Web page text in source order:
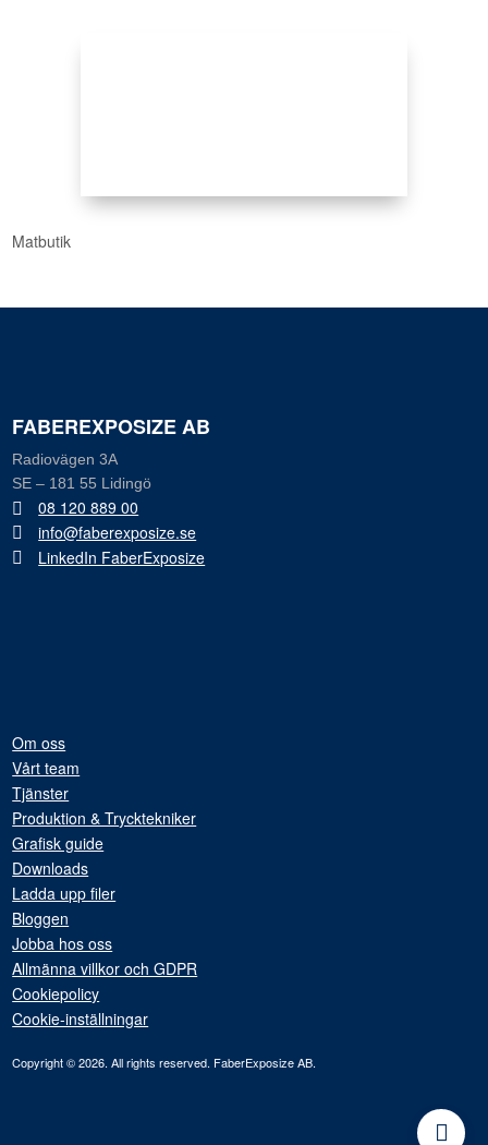
Matbutik
FABEREXPOSIZE AB
Radiovägen 3A
SE – 181 55 Lidingö
08 120 889 00
info@faberexposize.se
LinkedIn FaberExposize
Om oss
Vårt team
Tjänster
Produktion & Trycktekniker
Grafisk guide
Downloads
Ladda upp filer
Bloggen
Jobba hos oss
Allmänna villkor och GDPR
Cookiepolicy
Cookie-inställningar
Copyright © 2026. All rights reserved. FaberExposize AB.